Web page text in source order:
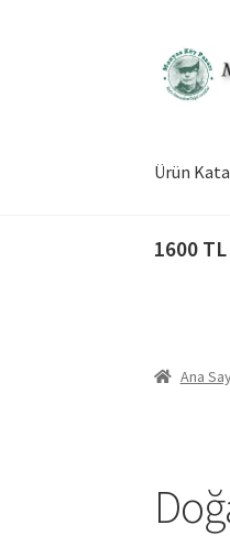
Dolaşıma
geç
İçeriğe
geç
Ürün
1600
Ana